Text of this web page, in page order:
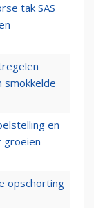
tak SAS
smokkelde
en
opschorting